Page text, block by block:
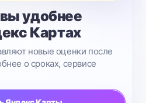
удобнее
Картах
новые оценки после
о сроках, сервисе